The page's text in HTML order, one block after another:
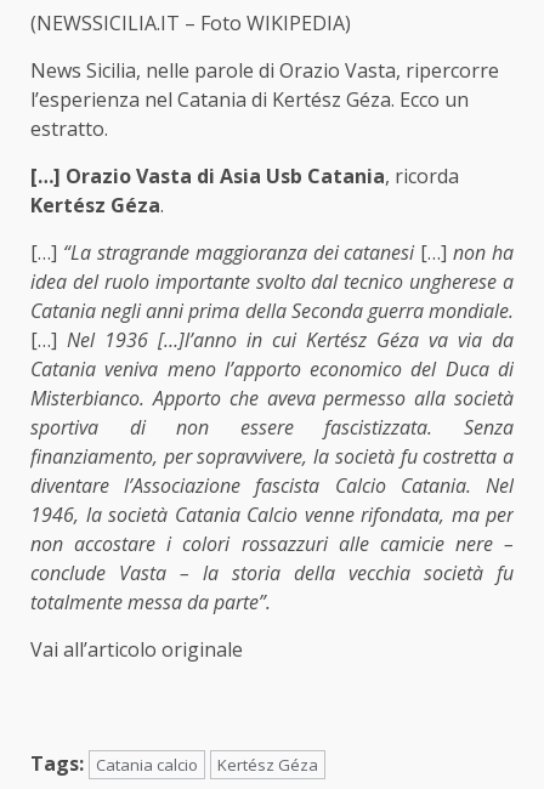
(NEWSSICILIA.IT – Foto WIKIPEDIA)
News Sicilia, nelle parole di Orazio Vasta, ripercorre
l’esperienza nel Catania di Kertész Géza. Ecco un
estratto.
[…] Orazio Vasta di Asia Usb Catania, ricorda
Kertész Géza.
[…] “La stragrande maggioranza dei catanesi […]non ha
idea del ruolo importante svolto dal tecnico ungherese a
Catania negli anni prima della Seconda guerra mondiale.
[…] Nel 1936 […]l’anno in cui Kertész Géza va via da
Catania veniva meno l’apporto economico del Duca di
Misterbianco. Apporto che aveva permesso alla società
sportiva di non essere fascistizzata. Senza
finanziamento, per sopravvivere, la società fu costretta a
diventare l’Associazione fascista Calcio Catania. Nel
1946, la società Catania Calcio venne rifondata, ma per
non accostare i colori rossazzuri alle camicie nere –
conclude Vasta – la storia della vecchia società fu
totalmente messa da parte”.
Vai all’articolo originale
Tags: Catania calcio Kertész Géza